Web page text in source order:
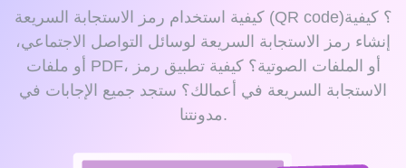
كيفية استخدام رمز الاستجابة السريعة (QR code)؟ كيفية
إنشاء رمز الاستجابة السريعة لوسائل التواصل الاجتماعي،
أو ملفات PDF، أو الملفات الصوتية؟ كيفية تطبيق رمز
الاستجابة السريعة في أعمالك؟ ستجد جميع الإجابات في
مدونتنا.